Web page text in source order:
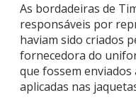
As bordadeiras de
responsáveis por
haviam sido criados
fornecedora do
que fossem
aplicadas nas